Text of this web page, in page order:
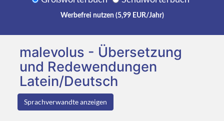
Werbefrei nutzen (5,99 EUR/Jahr)
malevolus - Übersetzung
und Redewendungen
Latein/Deutsch
Sprachverwandte anzeigen